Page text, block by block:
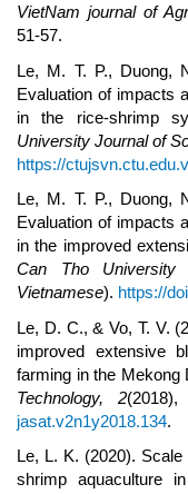
VietNam journal of
51-57.
Le, M. T. P., Duong,
Evaluation of impacts
in the rice-shrimp
University Journal of
https://
Le, M. T. P., Duong,
Evaluation of impacts
in the improved
Can Tho University
Vietnamese). https://
Le, D. C., & Vo, T. V.
improved extensive
farming in the Mekong
Technology,
2
jasat.v2n1y2018.134.
Le, L. K. (2020).
shrimp aquaculture